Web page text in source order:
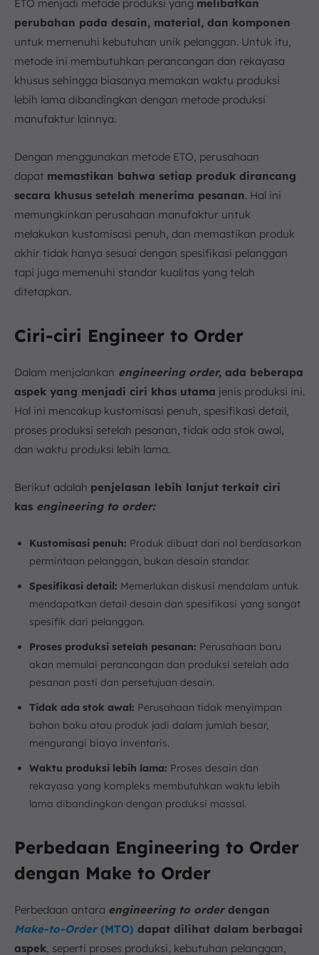
ETO menjadi metode produksi yang melibatkan
perubahan pada desain, material, dan komponen
untuk memenuhi kebutuhan unik pelanggan. Untuk itu,
metode ini membutuhkan perancangan dan rekayasa
khusus sehingga biasanya memakan waktu produksi
lebih lama dibandingkan dengan metode produksi
manufaktur lainnya.
Dengan menggunakan metode ETO, perusahaan
dapat memastikan bahwa setiap produk dirancang
secara khusus setelah menerima pesanan. Hal ini
memungkinkan perusahaan manufaktur untuk
melakukan kustomisasi penuh, dan memastikan produk
akhir tidak hanya sesuai dengan spesifikasi pelanggan
tapi juga memenuhi standar kualitas yang telah
ditetapkan.
Ciri-ciri Engineer to Order
Dalam menjalankan engineering order, ada beberapa
aspek yang menjadi ciri khas utama jenis produksi ini.
Hal ini mencakup kustomisasi penuh, spesifikasi detail,
proses produksi setelah pesanan, tidak ada stok awal,
dan waktu produksi lebih lama.
Berikut adalah penjelasan lebih lanjut terkait ciri
kas engineering to order:
Kustomisasi penuh: Produk dibuat dari nol berdasarkan
permintaan pelanggan, bukan desain standar.
Spesifikasi detail: Memerlukan diskusi mendalam untuk
mendapatkan detail desain dan spesifikasi yang sangat
spesifik dari pelanggan.
Proses produksi setelah pesanan: Perusahaan baru
akan memulai perancangan dan produksi setelah ada
pesanan pasti dan persetujuan desain.
Tidak ada stok awal: Perusahaan tidak menyimpan
bahan baku atau produk jadi dalam jumlah besar,
mengurangi biaya inventaris.
Waktu produksi lebih lama: Proses desain dan
rekayasa yang kompleks membutuhkan waktu lebih
lama dibandingkan dengan produksi massal.
Perbedaan Engineering to Order
dengan Make to Order
Perbedaan antara engineering to orderdengan
Make-to-Order(MTO) dapat dilihat dalam berbagai
aspek, seperti proses produksi, kebutuhan pelanggan,